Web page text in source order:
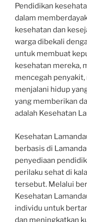
Pendidikan
dalam
kesehatan dan
warga dibekali
untuk membuat
kesehatan mereka,
mencegah
menjalani hidup
yang memberikan
adalah Kesehatan
Kesehatan
berbasis di
penyediaan
perilaku sehat di
tersebut. Melalui
Kesehatan
individu untuk
dan meningkatkan